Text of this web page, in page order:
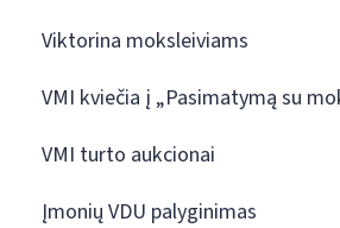
Viktorina moksleiviams
VMI kviečia į „Pasimatymą su
VMI turto aukcionai
Įmonių VDU palyginimas